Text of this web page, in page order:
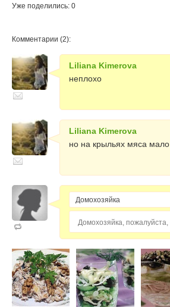
Уже поделились: 0
Комментарии (2):
Liliana Kimerova
неплохо
Liliana Kimerova
но на крыльях мяса мало